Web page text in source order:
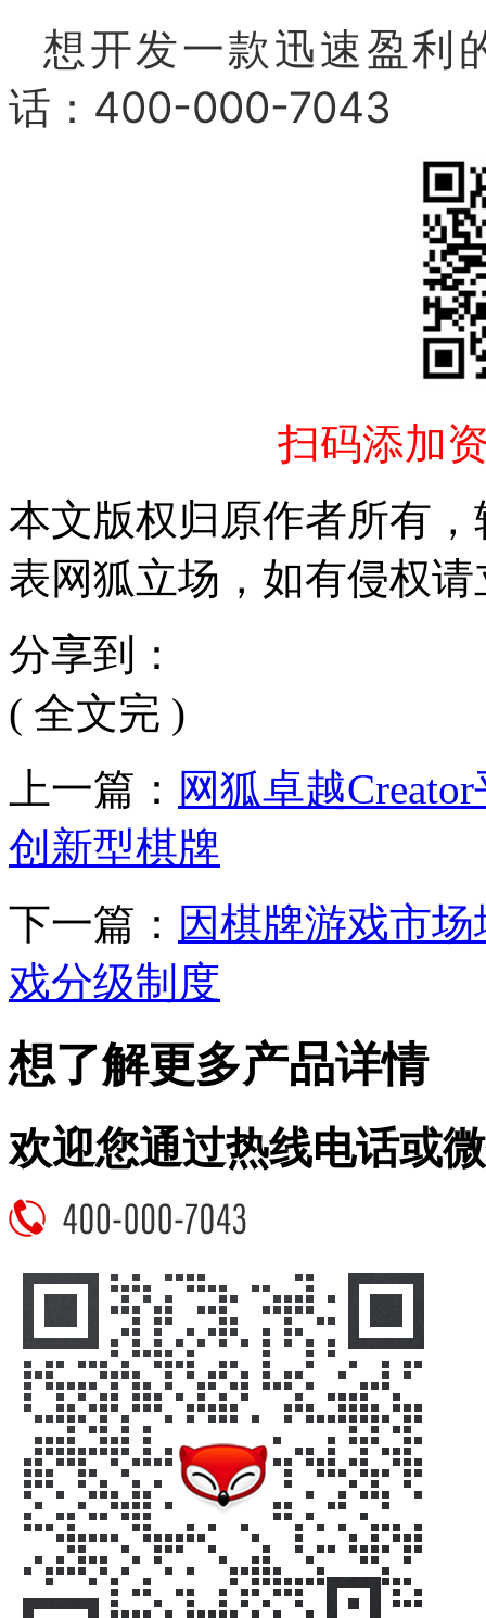
想开发一款迅速盈利
话： 400-000-7043
扫码添加
本文版权归原作者所有
表网狐立场，如有侵权
分享到：
( 全文完 )
上一篇： 网狐卓越
创新型棋牌
下一篇： 因棋牌游戏市
戏分级制度
想了解更多产品详情
欢迎您通过热线电话或